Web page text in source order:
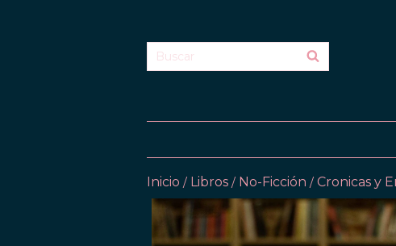
Inicio / Libros / No-Ficción / Cronicas y